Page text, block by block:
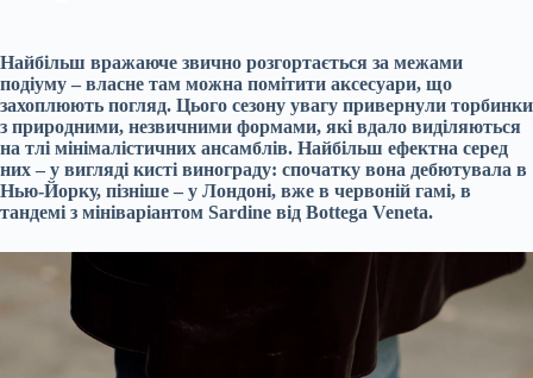
Найбільш вражаюче звично розгортається за межами
подіуму – власне там можна помітити аксесуари, що
захоплюють погляд. Цього сезону увагу привернули торбинки
з природними, незвичними формами, які вдало виділяються
на тлі мінімалістичних ансамблів. Найбільш ефектна серед
них – у вигляді кисті винограду: спочатку вона дебютувала в
Нью-Йорку, пізніше – у Лондоні, вже в червоній гамі, в
тандемі з мініваріантом Sardine від Bottega Veneta.